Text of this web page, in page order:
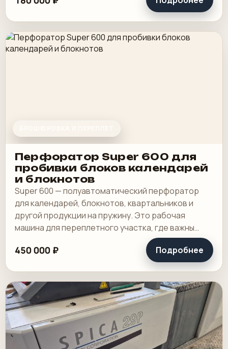
держать этот этап.
Перфоратор Super 600 для
пробивки блоков календарей
и блокнотов
Super 600 — полуавтоматический перфоратор
для календарей, блокнотов, квартальников и
другой продукции на пружину. Это рабочая
машина для переплетного участка, где важны
широкая зона пробивки, быстрая смена
инструмента и.
450 000 ₽ Подробнее